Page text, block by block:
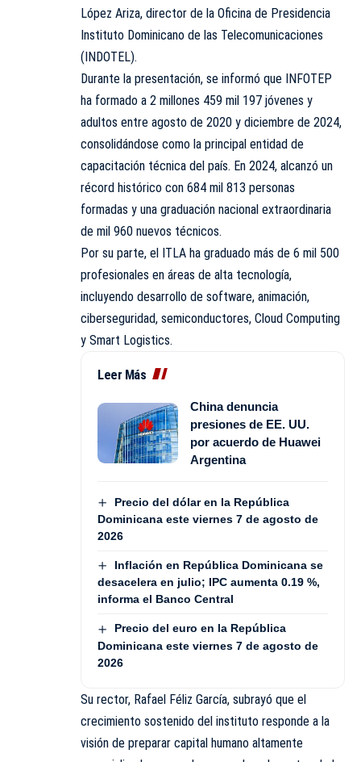
López Ariza, director de la Oficina de Presidencia
Instituto Dominicano de las Telecomunicaciones
(INDOTEL).
Durante la presentación, se informó que INFOTEP
ha formado a 2 millones 459 mil 197 jóvenes y
adultos entre agosto de 2020 y diciembre de 2024,
consolidándose como la principal entidad de
capacitación técnica del país. En 2024, alcanzó un
récord histórico con 684 mil 813 personas
formadas y una graduación nacional extraordinaria
de mil 960 nuevos técnicos.
Por su parte, el ITLA ha graduado más de 6 mil 500
profesionales en áreas de alta tecnología,
incluyendo desarrollo de software, animación,
ciberseguridad, semiconductores, Cloud Computing
y Smart Logistics.
Leer Más
China denuncia
presiones de EE. UU.
por acuerdo de Huawei
Argentina
Precio del dólar en la República
Dominicana este viernes 7 de agosto de
2026
Inflación en República Dominicana se
desacelera en julio; IPC aumenta 0.19 %,
informa el Banco Central
Precio del euro en la República
Dominicana este viernes 7 de agosto de
2026
Su rector, Rafael Féliz García, subrayó que el
crecimiento sostenido del instituto responde a la
visión de preparar capital humano altamente